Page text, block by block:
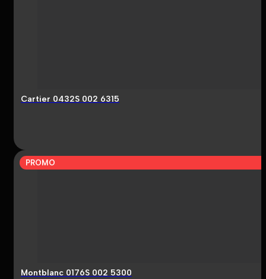
Cartier 0432S 002 6315
PROMO
Montblanc 0176S 002 5300